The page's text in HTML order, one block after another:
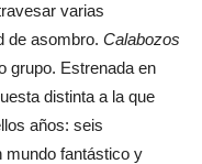
varias
de asombro. Calabozos
grupo. Estrenada en
distinta a la que
años: seis
mundo fantástico y